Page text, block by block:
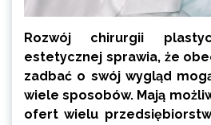
Rozwój chirurgii
estetycznej sprawia, że
zadbać o swój wygląd
wiele sposobów. Mają
ofert wielu